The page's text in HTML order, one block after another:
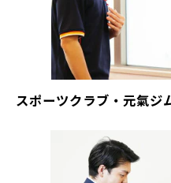
スポーツクラブ・元氣ジ